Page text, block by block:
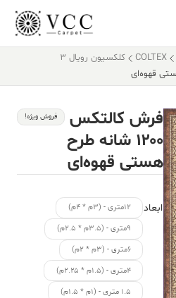
COLTEX
کلکسیون رویال 3
فرش کالتکس
۱۲۰۰ شانه طرح
هستی قهوه‌ای
فروش ویژه!
ابعاد
۱۲متری - (۳م * ۴م)
۹متری - (۳.۵م * ۲.۵م)
۶متری - (۳م * ۲م)
۴متری - (۱.۵م * ۲.۲۵م)
۱.۵ متری - (۱م * ۱.۵م)